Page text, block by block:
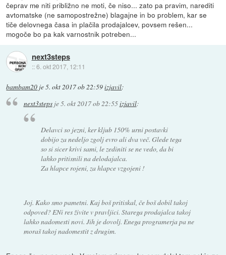
čeprav me niti približno ne moti, če niso... zato pa pravim, narediti
avtomatske (ne samopostrežne) blagajne in bo problem, kar se
tiče delovnega časa in plačila prodajalcev, povsem rešen...
mogoče bo pa kak varnostnik potreben...
next3steps
::6. okt 2017, 12:11
bambam20 je5. okt 2017 ob 22:59izjavil:
next3stepsje5. okt 2017 ob 22:55izjavil:
Delavci so jezni, ker kljub 150% urni postavki
dobijo za nedeljo zgolj evro ali dva več. Glede tega
so si sicer krivi sami, le zediniti se ne vedo, da bi
lahko pritisnili na delodajalca.
Za hlapce rojeni, za hlapce vzgojeni !
Joj. Kako smo pametni. Kaj boš pritiskal, če boš dobil takoj
odpoved? ENi res živite v pravljici. Starega prodajalca takoj
lahko nadomesti novi. Jih je dovolj. Enega programerja pa ne
moraš takoj nadomestit z drugim.